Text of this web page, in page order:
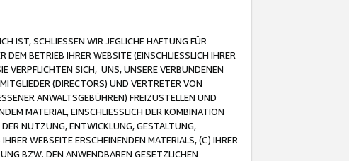
IST, SCHLIESSEN WIR JEGLICHE HAFTUNG FÜR
BETRIEB IHRER WEBSITE (EINSCHLIESSLICH IHRER
VERPFLICHTEN SICH, UNS, UNSERE VERBUNDENEN
(DIRECTORS) UND VERTRETER VON
ANWALTSGEBÜHREN) FREIZUSTELLEN UND
MATERIAL, EINSCHLIESSLICH DER KOMBINATION
NUTZUNG, ENTWICKLUNG, GESTALTUNG,
WEBSEITE ERSCHEINENDEN MATERIALS, (C) IHRER
BZW. DEN ANWENDBAREN GESETZLICHEN